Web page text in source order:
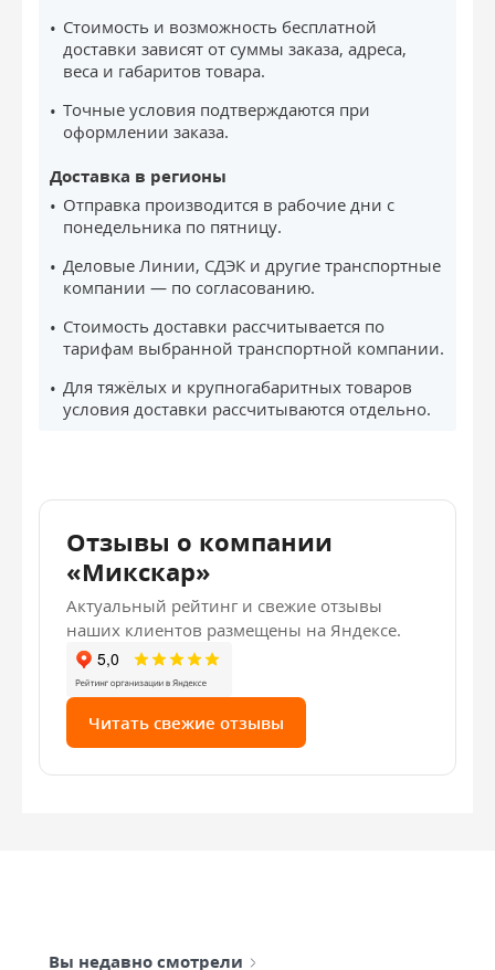
Стоимость и возможность бесплатной
доставки зависят от суммы заказа, адреса,
веса и габаритов товара.
Точные условия подтверждаются при
оформлении заказа.
Доставка в регионы
Отправка производится в рабочие дни с
понедельника по пятницу.
Деловые Линии, СДЭК и другие транспортные
компании — по согласованию.
Стоимость доставки рассчитывается по
тарифам выбранной транспортной компании.
Для тяжёлых и крупногабаритных товаров
условия доставки рассчитываются отдельно.
Отзывы о компании
«Микскар»
Актуальный рейтинг и свежие отзывы
наших клиентов размещены на Яндексе.
Читать свежие отзывы
Вы недавно смотрели